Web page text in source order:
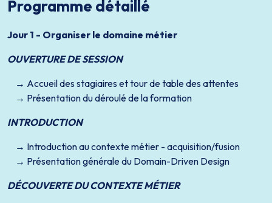
Programme détaillé
Jour 1 - Organiser le domaine métier
OUVERTURE DE SESSION
Accueil des stagiaires et tour de table des attentes
Présentation du déroulé de la formation
INTRODUCTION
Introduction au contexte métier - acquisition/fusion
Présentation générale du Domain-Driven Design
DÉCOUVERTE DU CONTEXTE MÉTIER